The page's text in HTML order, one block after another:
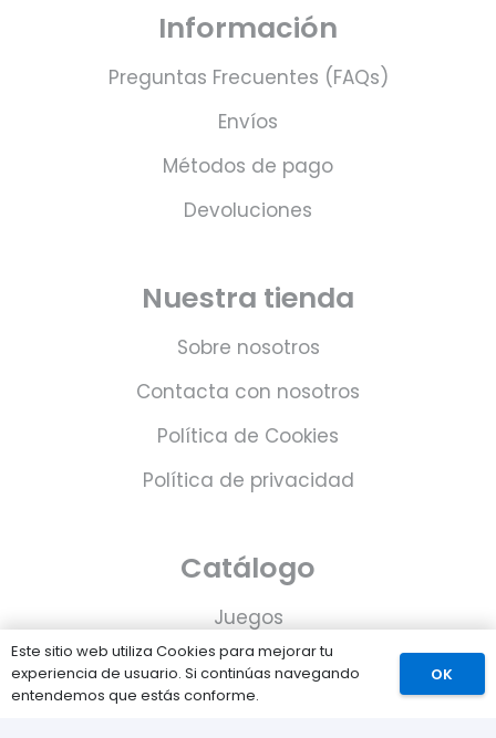
Información
Preguntas Frecuentes (FAQs)
Envíos
Métodos de pago
Devoluciones
Nuestra tienda
Sobre nosotros
Contacta con nosotros
Política de Cookies
Política de privacidad
Catálogo
Juegos
Consolas
Accesorios para tu PS5
Este sitio web utiliza Cookies para mejorar tu
experiencia de usuario. Si continúas navegando
entendemos que estás conforme.
OK